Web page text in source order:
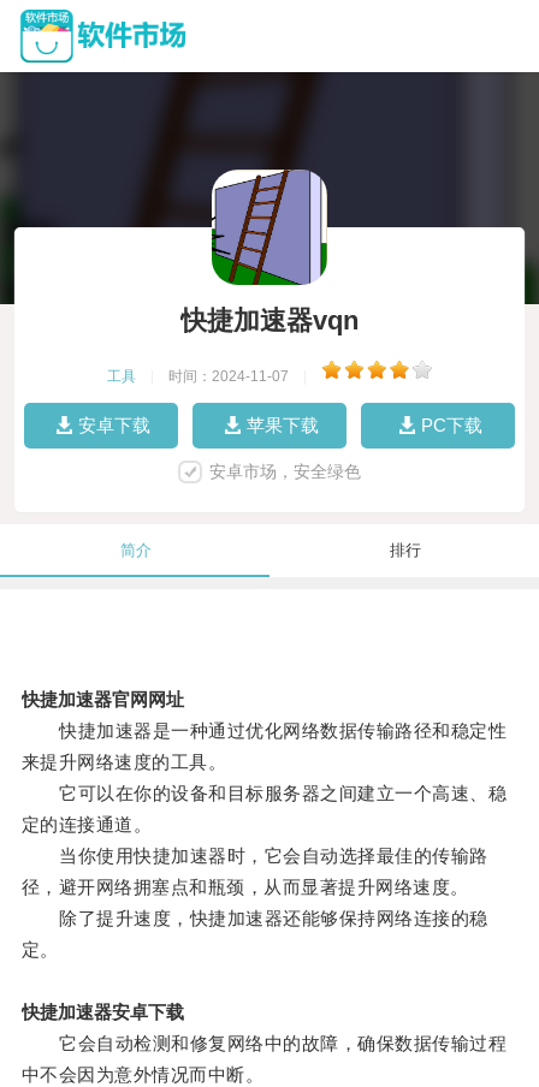
快捷加速器vqn
工具 时间：2024-11-07
安卓下载 苹果下载 PC下载
安卓市场，安全绿色
简介 排行
快捷加速器官网网址
快捷加速器是一种通过优化网络数据传输路径和稳定性
来提升网络速度的工具。
它可以在你的设备和目标服务器之间建立一个高速、稳
定的连接通道。
当你使用快捷加速器时，它会自动选择最佳的传输路
径，避开网络拥塞点和瓶颈，从而显著提升网络速度。
除了提升速度，快捷加速器还能够保持网络连接的稳
定。
快捷加速器安卓下载
它会自动检测和修复网络中的故障，确保数据传输过程
中不会因为意外情况而中断。